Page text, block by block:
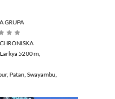
GRUPA
5200 m,
Patan, Swayambu,